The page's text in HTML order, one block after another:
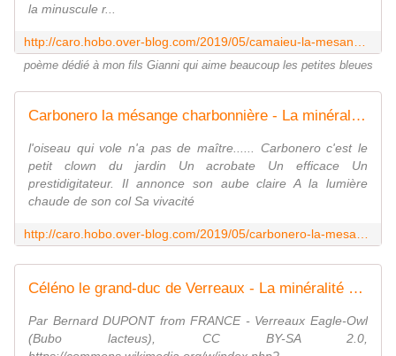
la minuscule r...
poème dédié à mon fils Gianni qui aime beaucoup les petites bleues
Carbonero la mésange charbonnière - La minéralité expliquée aux cailloux
l'oiseau qui vole n'a pas de maître...... Carbonero c'est le
petit clown du jardin Un acrobate Un efficace Un
prestidigitateur. Il annonce son aube claire A la lumière
chaude de son col Sa vivacité
Céléno le grand-duc de Verreaux - La minéralité expliquée aux cailloux
Par Bernard DUPONT from FRANCE - Verreaux Eagle-Owl
(Bubo lacteus), CC BY-SA 2.0,